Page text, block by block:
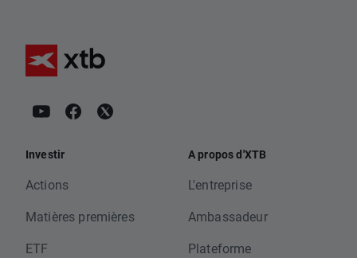
Investir
Actions
Matières premières
ETF
A propos d'XTB
L'entreprise
Ambassadeur
Plateforme